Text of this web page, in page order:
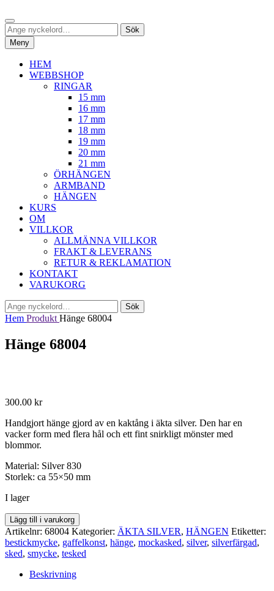
Hoppa
till
innehåll
Sök
Sök
efter:
Sök
Meny
HEM
WEBBSHOP
RINGAR
15 mm
16 mm
17 mm
18 mm
19 mm
20 mm
21 mm
ÖRHÄNGEN
ARMBAND
HÄNGEN
KURS
OM
VILLKOR
ALLMÄNNA VILLKOR
FRAKT & LEVERANS
RETUR & REKLAMATION
KONTAKT
VARUKORG
Sök
efter:
Sök
Hem Produkt Hänge 68004
Hänge 68004
300.00 kr
Handgjort hänge gjord av en kaktång i äkta silver. Den har en
vacker form med flera hål och ett fint snirkligt mönster med
blommor.
Material: Silver 830
Storlek: ca 55×50 mm
I lager
Hänge
68004
mängd
Lägg till i varukorg
Artikelnr: 68004 Kategorier: ÄKTA SILVER, HÄNGEN Etiketter:
bestickmycke, gaffelkonst, hänge, mockasked, silver, silverfärgad,
sked, smycke, tesked
Beskrivning